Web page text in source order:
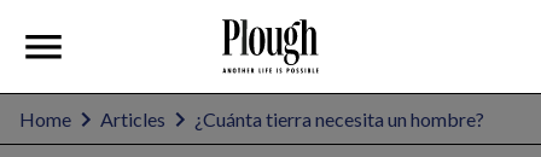
Home Articles ¿Cuánta tierra necesita un hombre?